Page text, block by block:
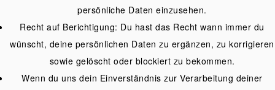
persönliche Daten einzusehen.
Recht auf Berichtigung: Du hast das Recht wann immer du
wünscht, deine persönlichen Daten zu ergänzen, zu korrigieren
sowie gelöscht oder blockiert zu bekommen.
Wenn du uns dein Einverständnis zur Verarbeitung deiner